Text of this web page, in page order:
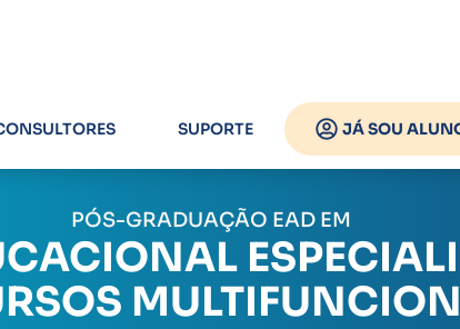
SUPORTE JÁ SOU
PÓS-GRADUAÇÃO EAD EM